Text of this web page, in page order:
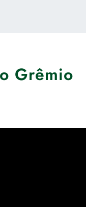
Grêmio